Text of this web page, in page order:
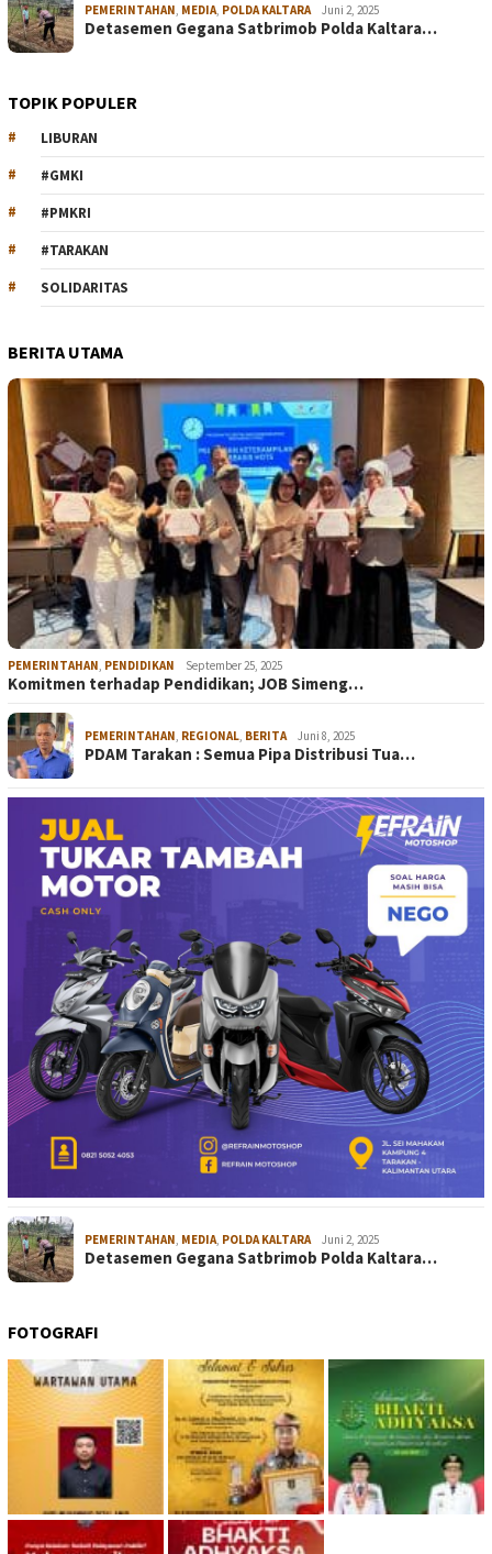
PEMERINTAHAN, MEDIA, POLDA KALTARA Juni 2, 2025
Detasemen Gegana Satbrimob Polda Kaltara…
TOPIK POPULER
LIBURAN
#GMKI
#PMKRI
#TARAKAN
SOLIDARITAS
BERITA UTAMA
PEMERINTAHAN PENDIDIKAN September 25, 2025
Komitmen terhadap Pendidikan; JOB Simeng…
PEMERINTAHAN REGIONAL BERITA Juni 8, 2025
PDAM Tarakan : Semua Pipa Distribusi Tua…
PEMERINTAHAN MEDIA POLDA KALTARA Juni 2, 2025
Detasemen Gegana Satbrimob Polda Kaltara…
FOTOGRAFI